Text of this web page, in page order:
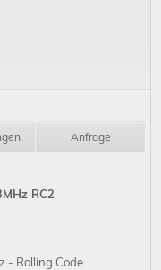
Anfrage
RC2
- Rolling Code